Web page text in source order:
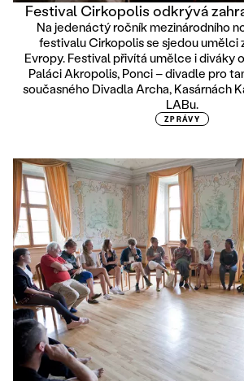
Festival Cirkopolis odkrývá
Na jedenáctý ročník mezinárodního
festivalu Cirkopolis se sjedou umělci
Evropy. Festival přivítá umělce i diváky
Paláci Akropolis, Ponci – divadle pro
současného Divadla Archa, Kasárnách
LABu.
ZPRÁVY